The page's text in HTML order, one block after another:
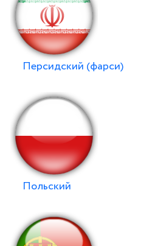
Персидский (фарси)
Польский